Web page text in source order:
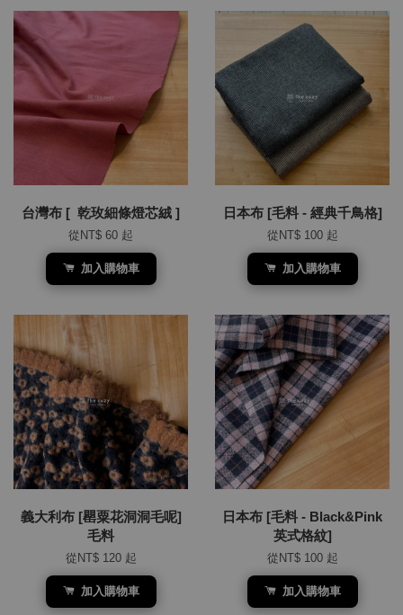
台灣布 [ 乾玫細條燈芯絨 ]
從 NT$ 60 起
加入購物車
日本布 [毛料 - 經典千鳥格]
從 NT$ 100 起
加入購物車
義大利布 [罌粟花洞洞毛呢]
毛料
從 NT$ 120 起
加入購物車
日本布 [毛料 - Black&Pink
英式格紋]
從 NT$ 100 起
加入購物車